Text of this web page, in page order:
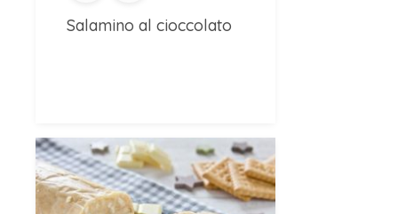
Salamino al cioccolato